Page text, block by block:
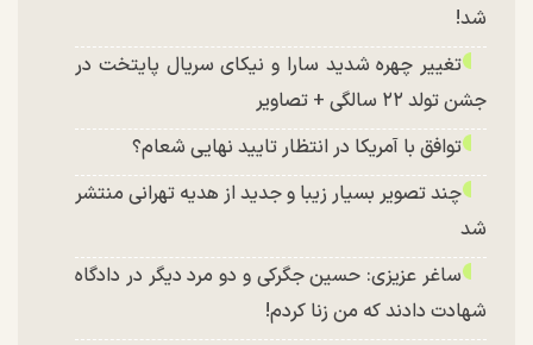
شد!
تغییر چهره شدید سارا و نیکای سریال پایتخت در
جشن تولد ۲۲ سالگی + تصاویر
توافق با آمریکا در انتظار تایید نهایی شعام؟
چند تصویر بسیار زیبا و جدید از هدیه تهرانی منتشر
شد
ساغر عزیزی: حسین جگرکی و دو مرد دیگر در دادگاه
شهادت دادند که من زنا کردم!